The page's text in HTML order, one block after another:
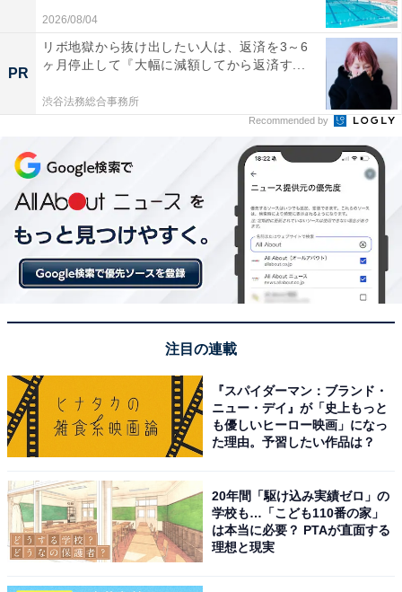
2026/08/04
PR
リボ地獄から抜け出したい人は、返済を3～6
ヶ月停止して『大幅に減額してから返済す...
渋谷法務総合事務所
Recommended by
注目の連載
『スパイダーマン：ブランド・
ニュー・デイ』が「史上もっと
も優しいヒーロー映画」になっ
た理由。予習したい作品は？
20年間「駆け込み実績ゼロ」の
学校も…「こども110番の家」
は本当に必要？ PTAが直面する
理想と現実